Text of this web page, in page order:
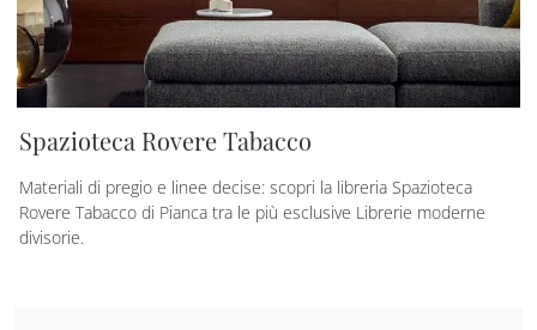
Spazioteca Rovere Tabacco
Materiali di pregio e linee decise: scopri la libreria Spazioteca
Rovere Tabacco di Pianca tra le più esclusive Librerie moderne
divisorie.